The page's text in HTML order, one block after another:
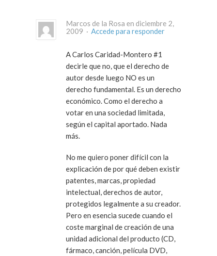
Marcos de la Rosa en diciembre 2,
2009 · Accede para responder
A Carlos Caridad-Montero #1
decirle que no, que el derecho de
autor desde luego NO es un
derecho fundamental. Es un derecho
económico. Como el derecho a
votar en una sociedad limitada,
según el capital aportado. Nada
más.
No me quiero poner difícil con la
explicación de por qué deben existir
patentes, marcas, propiedad
intelectual, derechos de autor,
protegidos legalmente a su creador.
Pero en esencia sucede cuando el
coste marginal de creación de una
unidad adicional del producto (CD,
fármaco, canción, película DVD,